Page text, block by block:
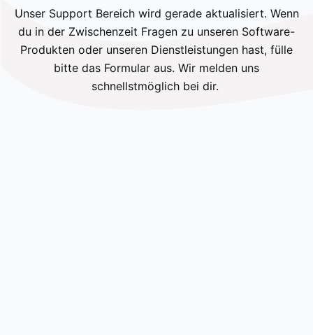
Unser Support Bereich wird gerade aktualisiert. Wenn
du in der Zwischenzeit Fragen zu unseren Software-
Produkten oder unseren Dienstleistungen hast, fülle
bitte das Formular aus. Wir melden uns
schnellstmöglich bei dir.